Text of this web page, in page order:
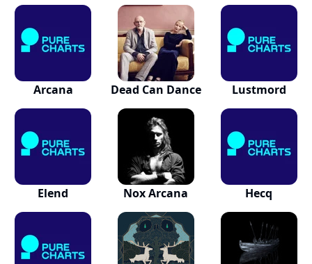
Arcana Dead Can Dance Lustmord
Elend Nox Arcana Hecq